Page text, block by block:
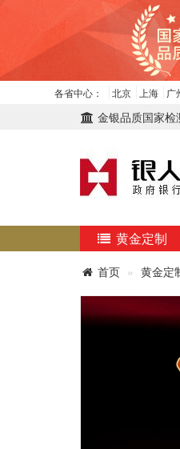
各省中心： 北京 上海 广
金银品质国家
黄金定制
首页 黄金定